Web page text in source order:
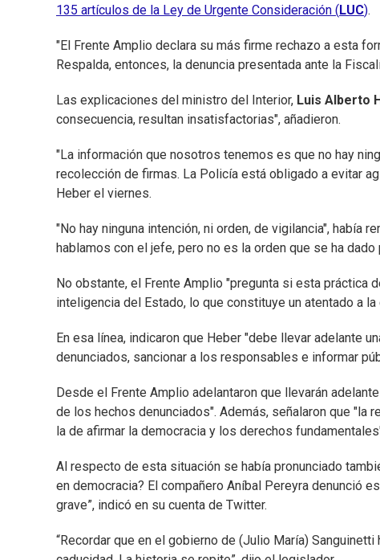
135 artículos de la Ley de Urgente Consideración ( LUC).
"El Frente Amplio declara su más firme rechazo a esta
Respalda, entonces, la denuncia presentada ante la
Las explicaciones del ministro del Interior, Luis Alberto
consecuencia, resultan insatisfactorias", añadieron.
"La información que nosotros tenemos es que no hay
recolección de firmas. La Policía está obligado a evitar
Heber el viernes.
"No hay ninguna intención, ni orden, de vigilancia", había
hablamos con el jefe, pero no es la orden que se ha
No obstante, el Frente Amplio "pregunta si esta práctica
inteligencia del Estado, lo que constituye un atentado a la
En esa línea, indicaron que Heber "debe llevar adelante
denunciados, sancionar a los responsables e informar
Desde el Frente Amplio adelantaron que llevarán
de los hechos denunciados". Además, señalaron que
la de afirmar la democracia y los derechos
Al respecto de esta situación se había pronunciado
en democracia? El compañero Aníbal Pereyra denunció
grave”, indicó en su cuenta de Twitter.
“Recordar que en el gobierno de (Julio María)